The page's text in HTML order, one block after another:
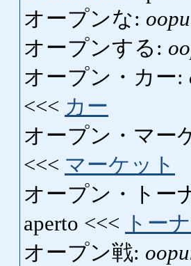
オープンな:
オープンする:
オープン・カー:
<<< カー
オープン・マー
<<< マーケット
オープン・トー
aperto <<<
トー
オープン戦: